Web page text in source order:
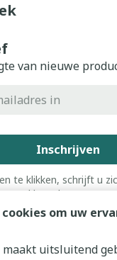
om uw
maakt uitsluitend
van nieuwe
Inschrijven
te klikken, schrijft u
u akkoord met onze